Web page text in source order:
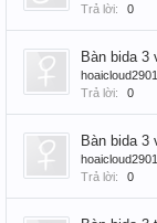
Trả lời:
0
Bàn bida 3
hoaicloud2901
Trả lời:
0
Bàn bida 3
hoaicloud2901
Trả lời:
0